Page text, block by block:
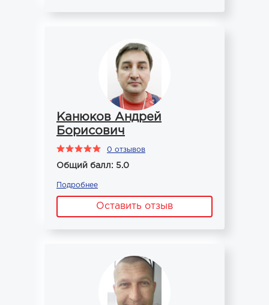
Канюков Андрей
Борисович
0 отзывов
Общий балл: 5.0
Подробнее
Оставить отзыв